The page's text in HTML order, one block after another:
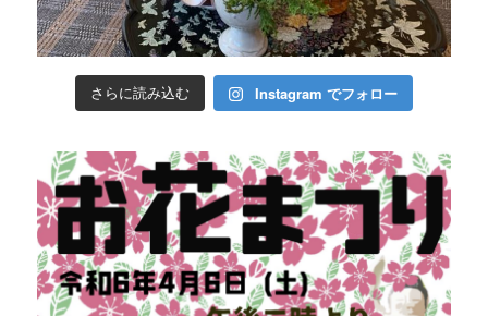
さらに読み込む Instagram でフォロー